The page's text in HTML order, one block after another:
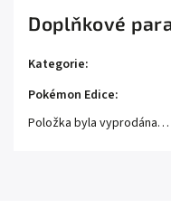
Doplňkové
Kategorie:
Pokémon Edice:
Položka byla vyprodána…